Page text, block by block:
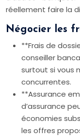
réellement faire la
Négocier les
**Frais de
conseiller
surtout si vous
concurrentes.
**Assurance
d’assurance
économies
les offres